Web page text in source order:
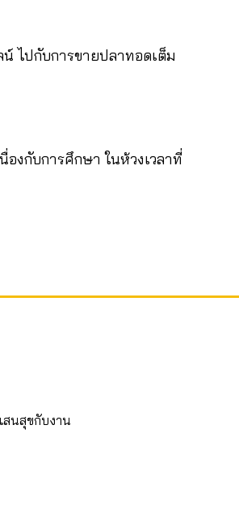
น์ ไปกับการขายปลาทอดเต็ม
องกับการศึกษา ในห้วงเวลาที่
สนสุขกับงาน